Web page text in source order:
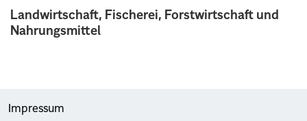
Landwirtschaft, Fischerei, Forstwirtschaft und
Nahrungsmittel
Impressum